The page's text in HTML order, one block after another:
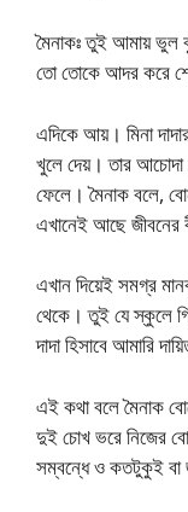
মৈনাকঃ তুই আমায় ভুল
তো তোকে আদর করে
এদিকে আয়। মিনা
খুলে দেয়। তার আচোদা
ফেলে। মৈনাক বলে,
এখানেই আছে জীবনের
এখান দিয়েই সমগ্র
থেকে। তুই যে স্কুলে
দাদা হিসাবে আমারি
এই কথা বলে মৈনাক
দুই চোখ ভরে নিজের
সম্বন্ধে ও কতটুকুই